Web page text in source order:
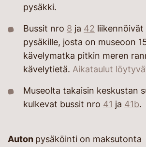
pysäkki.
Bussit nro 8 ja 42 liikennöivät
pysäkille, josta on museoon
kävelymatka pitkin meren
kävelytietä. Aikataulut
Museolta takaisin keskustan
kulkevat bussit nro 41 ja 41b.
Auton pysäköinti on maksutonta